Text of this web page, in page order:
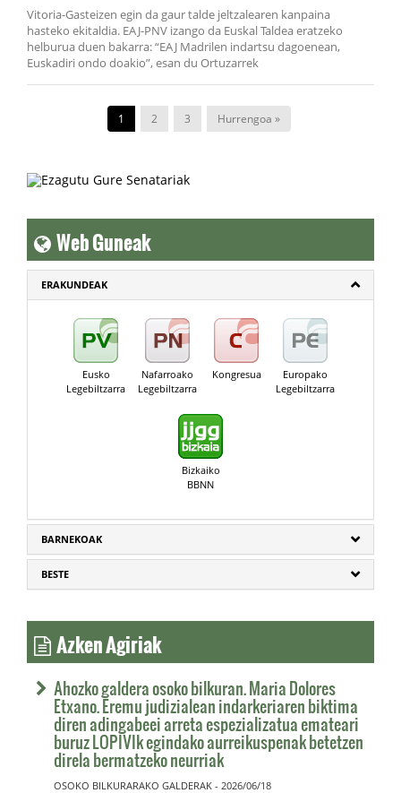
Vitoria-Gasteizen egin da gaur talde jeltzalearen kanpaina
hasteko ekitaldia. EAJ-PNV izango da Euskal Taldea eratzeko
helburua duen bakarra: “EAJ Madrilen indartsu dagoenean,
Euskadiri ondo doakio”, esan du Ortuzarrek
1 2 3 Hurrengoa »
Web Guneak
ERAKUNDEAK
Eusko
Legebiltzarra
Nafarroako
Legebiltzarra
Kongresua
Europako
Legebiltzarra
Bizkaiko
BBNN
BARNEKOAK
BESTE
Azken Agiriak
Ahozko galdera osoko bilkuran. Maria Dolores
Etxano. Eremu judizialean indarkeriaren biktima
diren adingabeei arreta espezializatua emateari
buruz LOPIVIk egindako aurreikuspenak betetzen
direla bermatzeko neurriak
OSOKO BILKURARAKO GALDERAK - 2026/06/18